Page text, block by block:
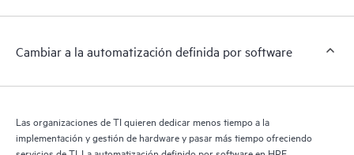
Cambiar a la automatización definida por software
Las organizaciones de TI quieren dedicar menos tiempo a la
implementación y gestión de hardware y pasar más tiempo ofreciendo